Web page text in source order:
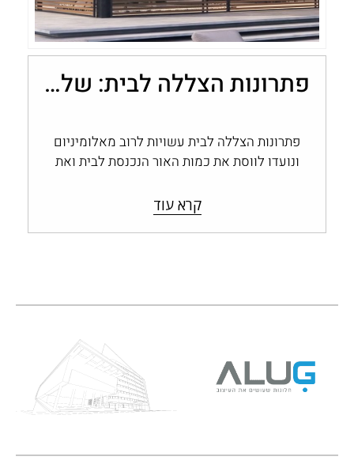
פתרונות הצללה לבית: שליטה בכמות האור עם מערכות אלומיניום
פתרונות הצללה לבית עשויות לרוב מאלומיניום
ונועדו לווסת את כמות האור הנכנסת לבית ואת
קרא עוד